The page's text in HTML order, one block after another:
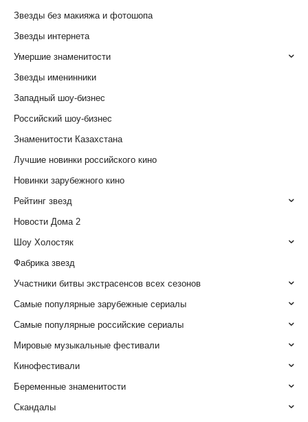
Звезды без макияжа и фотошопа
Звезды интернета
Умершие знаменитости
Звезды именинники
Западный шоу-бизнес
Российский шоу-бизнес
Знаменитости Казахстана
Лучшие новинки российского кино
Новинки зарубежного кино
Рейтинг звезд
Новости Дома 2
Шоу Холостяк
Фабрика звезд
Участники битвы экстрасенсов всех сезонов
Самые популярные зарубежные сериалы
Самые популярные российские сериалы
Мировые музыкальные фестивали
Кинофестивали
Беременные знаменитости
Скандалы